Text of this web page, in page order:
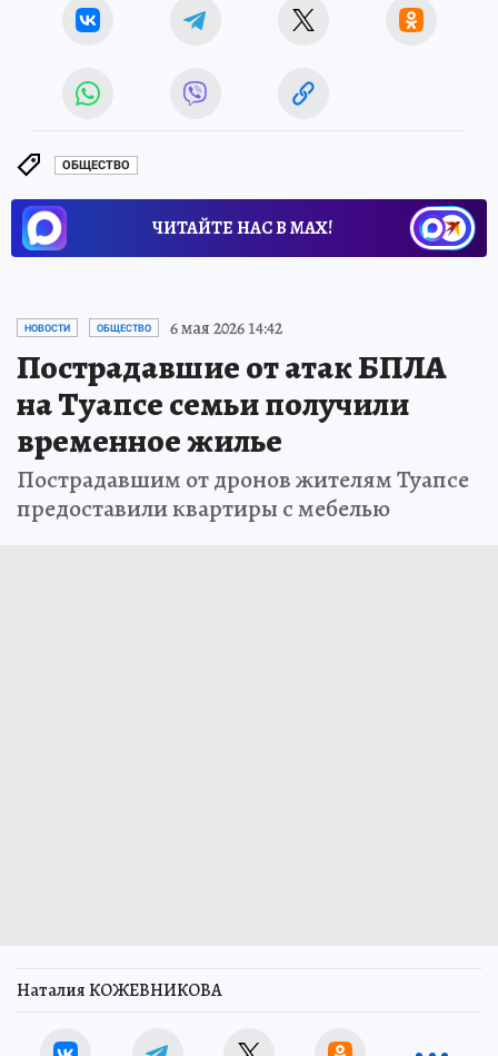
ОБЩЕСТВО
ЧИТАЙТЕ НАС В МАХ!
НОВОСТИ ОБЩЕСТВО 6 мая 2026 14:42
Пострадавшие от атак БПЛА
на Туапсе семьи получили
временное жилье
Пострадавшим от дронов жителям Туапсе
предоставили квартиры с мебелью
Наталия КОЖЕВНИКОВА